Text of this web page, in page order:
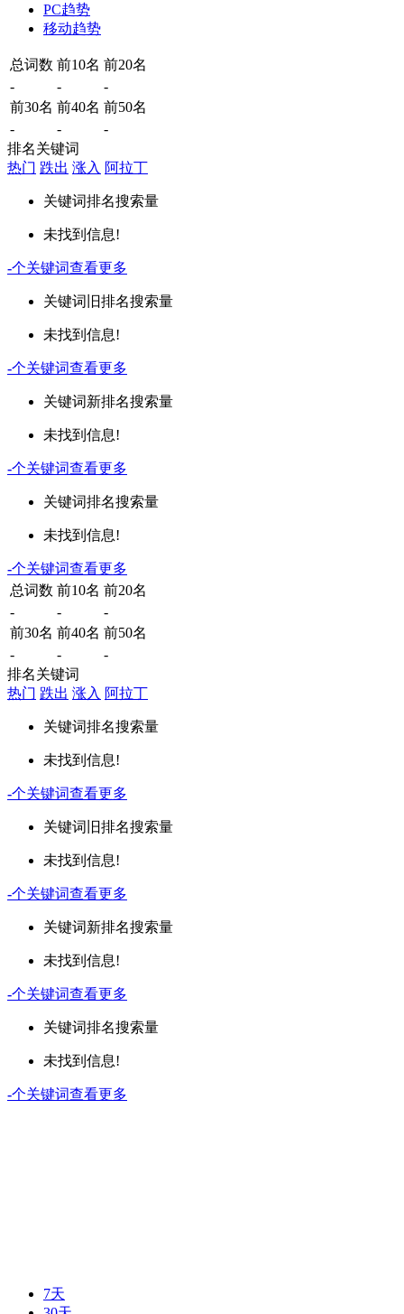
PC趋势
移动趋势
总词数 前10名 前20名
-
-
-
前30名 前40名 前50名
-
-
-
排名关键词
热门 跌出 涨入 阿拉丁
关键词排名搜索量
未找到信息!
-个关键词查看更多
关键词 旧排名搜索量
未找到信息!
-个关键词查看更多
关键词新排名搜索量
未找到信息!
-个关键词查看更多
关键词排名搜索量
未找到信息!
-个关键词查看更多
总词数 前10名 前20名
-
-
-
前30名 前40名 前50名
-
-
-
排名关键词
热门 跌出 涨入 阿拉丁
关键词排名搜索量
未找到信息!
-个关键词查看更多
关键词 旧排名搜索量
未找到信息!
-个关键词查看更多
关键词新排名搜索量
未找到信息!
-个关键词查看更多
关键词排名搜索量
未找到信息!
-个关键词查看更多
7天